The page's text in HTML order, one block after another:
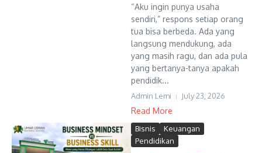
“Aku ingin punya usaha
sendiri,” respons setiap orang
tua bisa berbeda. Ada yang
langsung mendukung, ada
yang masih ragu, dan ada pula
yang bertanya-tanya apakah
pendidik...
Admin Lemi July 23, 2026
Read More
Bisnis
Keuangan
Pendidikan